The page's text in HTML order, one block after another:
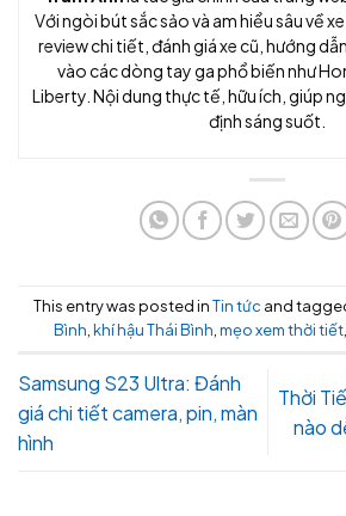
Với ngòi bút sắc sảo và am hiểu sâu về
review chi tiết, đánh giá xe cũ, hướng
vào các dòng tay ga phổ biến như
Liberty. Nội dung thực tế, hữu ích, giúp
định sáng suốt.
This entry was posted inTin tức and
Bình khí hậu Thái Bình mẹo xem thời tiết
Samsung S23 Ultra: Đánh
giá chi tiết camera, pin, màn
hình
Thời
nào